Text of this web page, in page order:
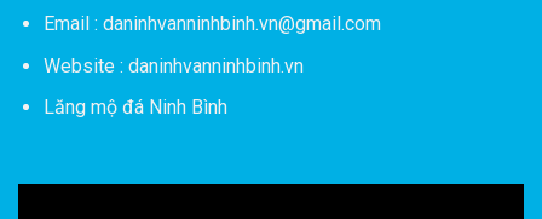
Email : daninhvanninhbinh.vn@gmail.com
Website : daninhvanninhbinh.vn
Lăng mộ đá Ninh Bình